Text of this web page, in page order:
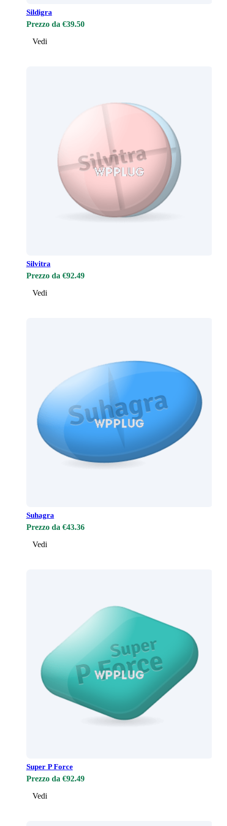
Sildigra
Prezzo da €39.50
Vedi
Silvitra
Prezzo da €92.49
Vedi
Suhagra
Prezzo da €43.36
Vedi
Super P Force
Prezzo da €92.49
Vedi